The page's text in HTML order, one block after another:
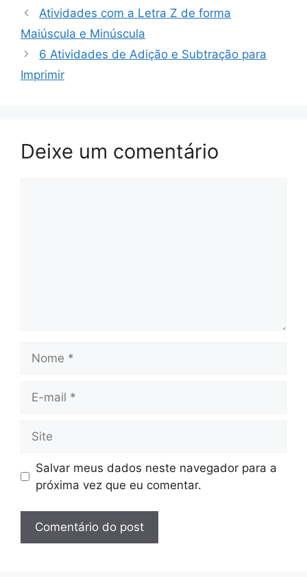
Atividades com a Letra Z de forma
Maiúscula e Minúscula
6 Atividades de Adição e Subtração para
Imprimir
Deixe um comentário
mail
Salvar meus dados neste navegador para a
próxima vez que eu comentar.